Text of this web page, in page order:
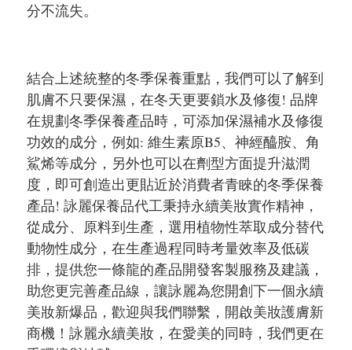
分不流失。
結合上述統整的冬季保養重點，我們可以了解到
肌膚不只要保濕，在冬天更要鎖水及修復! 品牌
在規劃冬季保養產品時，可添加保濕補水及修復
功效的成分，例如: 維生素原B5、神經醯胺、角
鯊烯等成分，另外也可以在劑型方面提升滋潤
度，即可創造出更貼近於消費者青睞的冬季保養
產品! 詠麗保養品代工秉持永續美妝實作精神，
從成分、原料到生產，選用植物性萃取成分替代
動物性成分，在生產過程同時考量效率及低碳
排，提供您一條龍的產品開發客製服務及建議，
助您更完善產品線，讓詠麗為您開創下一個永續
美妝新爆品，歡迎與我們聯繫，開啟美妝護膚新
商機！詠麗永續美妝，在愛美的同時，我們更在